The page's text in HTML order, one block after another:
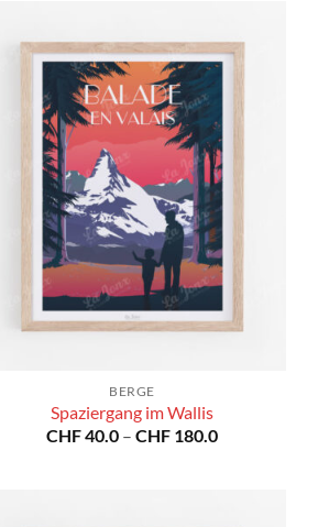
BERGE
Spaziergang im Wallis
CHF40.0 – CHF180.0Preisspanne: